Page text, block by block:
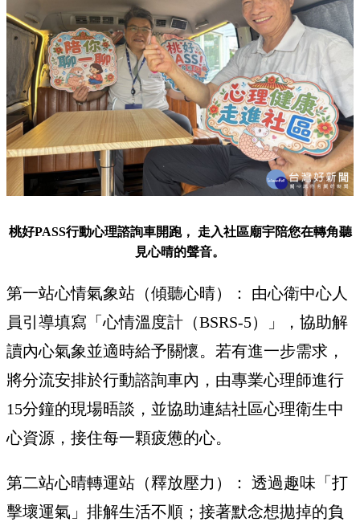
桃好PASS行動心理諮詢車開跑， 走入社區廟宇陪您在轉角聽
見心晴的聲音。
第一站心情氣象站（傾聽心晴）： 由心衛中心人
員引導填寫「心情溫度計（BSRS-5）」，協助解
讀內心氣象並適時給予關懷。若有進一步需求，
將分流安排於行動諮詢車內，由專業心理師進行
15分鐘的現場晤談，並協助連結社區心理衛生中
心資源，接住每一顆疲憊的心。
第二站心晴轉運站（釋放壓力）： 透過趣味「打
擊壞運氣」排解生活不順；接著默念想拋掉的負